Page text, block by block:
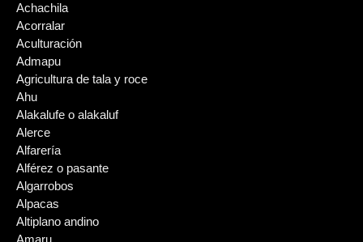
Achachila
Acorralar
Aculturación
Admapu
Agricultura de tala y roce
Ahu
Alakalufe o alakaluf
Alerce
Alfarería
Alférez o pasante
Algarrobos
Alpacas
Altiplano andino
Amaru